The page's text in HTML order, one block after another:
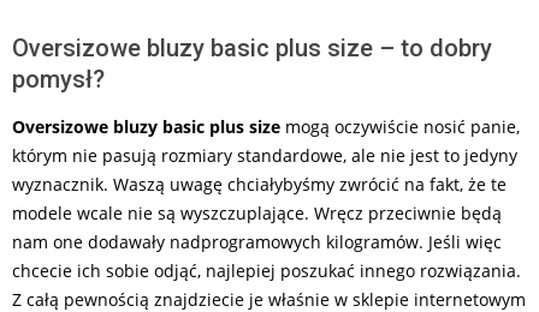
Oversizowe bluzy basic plus size – to dobry
pomysł?
Oversizowe bluzy basic plus size mogą oczywiście nosić panie,
którym nie pasują rozmiary standardowe, ale nie jest to jedyny
wyznacznik. Waszą uwagę chciałybyśmy zwrócić na fakt, że te
modele wcale nie są wyszczuplające. Wręcz przeciwnie będą
nam one dodawały nadprogramowych kilogramów. Jeśli więc
chcecie ich sobie odjąć, najlepiej poszukać innego rozwiązania.
Z całą pewnością znajdziecie je właśnie w sklepie internetowym